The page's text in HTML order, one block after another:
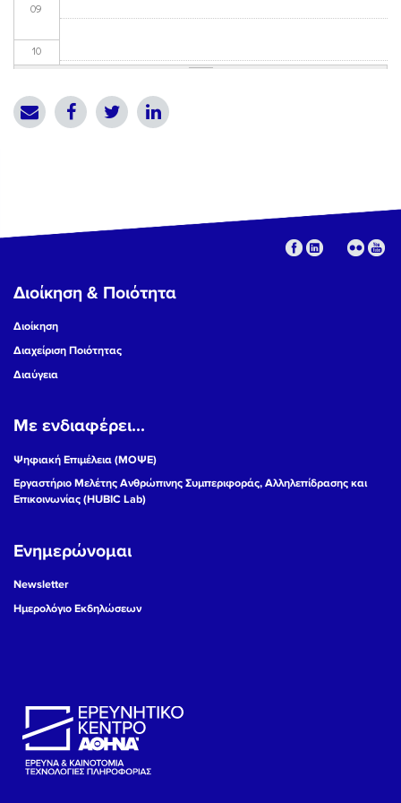
09
10
16
17
19
22
Διοίκηση & Ποιότητα
Διοίκηση
Διαχείριση Ποιότητας
Διαύγεια
Με ενδιαφέρει...
Ψηφιακή Επιμέλεια (ΜΟΨΕ)
Εργαστήριο Μελέτης Ανθρώπινης Συμπεριφοράς, Αλληλεπίδρασης και
Επικοινωνίας (HUBIC Lab)
Ενημερώνομαι
Newsletter
Ημερολόγιο Εκδηλώσεων